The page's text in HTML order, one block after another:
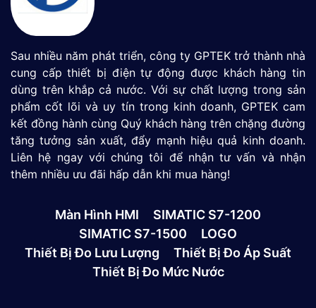
Sau nhiều năm phát triển, công ty GPTEK trở thành nhà
cung cấp thiết bị điện tự động được khách hàng tin
dùng trên khắp cả nước. Với sự chất lượng trong sản
phẩm cốt lõi và uy tín trong kinh doanh, GPTEK cam
kết đồng hành cùng Quý khách hàng trên chặng đường
tăng tưởng sản xuất, đẩy mạnh hiệu quả kinh doanh.
Liên hệ ngay với chúng tôi để nhận tư vấn và nhận
thêm nhiều ưu đãi hấp dẫn khi mua hàng!
Màn Hình HMI
SIMATIC S7-1200
SIMATIC S7-1500
LOGO
Thiết Bị Đo Lưu Lượng
Thiết Bị Đo Áp Suất
Thiết Bị Đo Mức Nước